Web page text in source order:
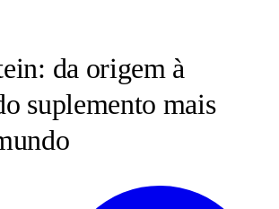
da origem à
suplemento mais